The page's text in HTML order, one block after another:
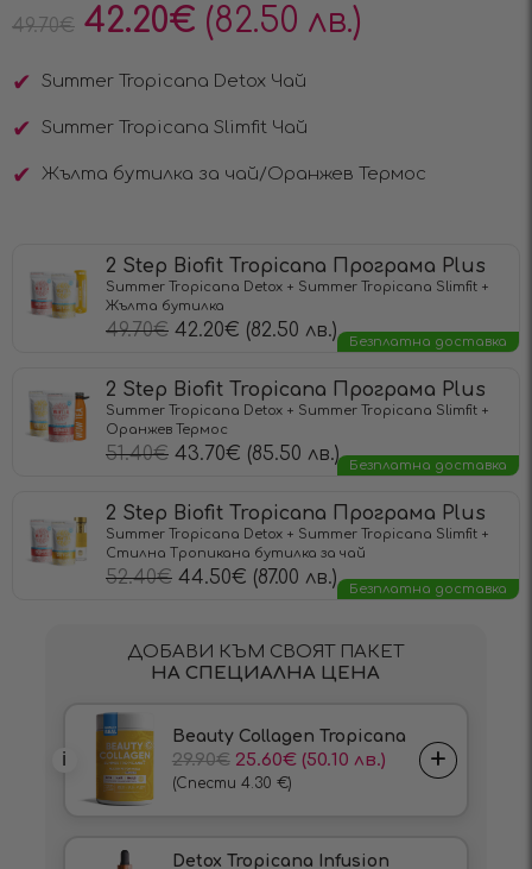
49.70€ 42.20€ (82.50 лв.)
Summer Tropicana Detox Чай
Summer Tropicana Slimfit Чай
Жълта бутилка за чай/Оранжев Термос
2 Step Biofit Tropicana Програма Plus
Summer Tropicana Detox + Summer Tropicana Slimfit +
Жълта бутилка
49.70€ 42.20€ (82.50 лв.)
Безплатна доставка
2 Step Biofit Tropicana Програма Plus
Summer Tropicana Detox + Summer Tropicana Slimfit +
Оранжев Термос
51.40€ 43.70€ (85.50 лв.)
Безплатна доставка
2 Step Biofit Tropicana Програма Plus
Summer Tropicana Detox + Summer Tropicana Slimfit +
Стилна Тропикана бутилка за чай
52.40€ 44.50€ (87.00 лв.)
Безплатна доставка